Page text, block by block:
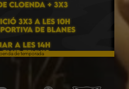
de temporada